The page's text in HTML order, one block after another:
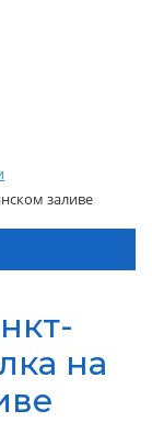
заливе
на